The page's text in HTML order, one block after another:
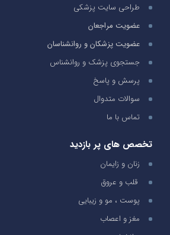
طراحی سایت پزشکی
عضویت مراجعان
عضویت پزشکان و روانشناسان
جستجوی پزشک و روانشناس
پرسش و پاسخ
سوالات متدوال
تماس با ما
تخصص های پر بازدید
زنان و زایمان
قلب و عروق
پوست ، مو و زیبایی
مغز و اعصاب